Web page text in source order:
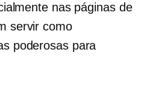
nas páginas de
servir como
poderosas para